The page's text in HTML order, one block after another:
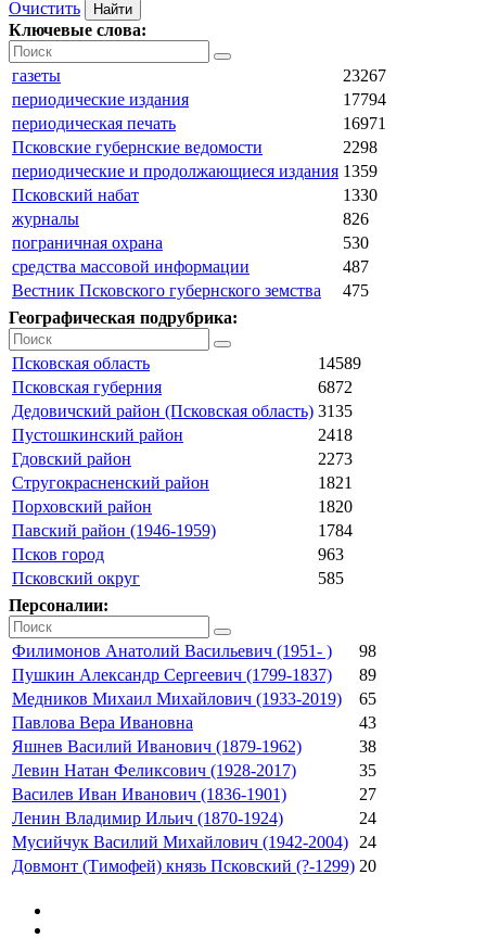
Очистить
Ключевые слова:
газеты
23267
периодические издания
17794
периодическая печать
16971
Псковские губернские ведомости
2298
периодические и продолжающиеся издания 1359
Псковский набат
1330
журналы
826
пограничная охрана
530
средства массовой информации
487
Вестник Псковского губернского земства
475
Географическая подрубрика:
Псковская область
14589
Псковская губерния
6872
Дедовичский район (Псковская область) 3135
Пустошкинский район
2418
Гдовский район
2273
Стругокрасненский район
1821
Порховский район
1820
Павский район (1946-1959)
1784
Псков город
963
Псковский округ
585
Персоналии:
Филимонов Анатолий Васильевич (1951- )
98
Пушкин Александр Сергеевич (1799-1837)
89
Медников Михаил Михайлович (1933-2019)
65
Павлова Вера Ивановна
43
Яшнев Василий Иванович (1879-1962)
38
Левин Натан Феликсович (1928-2017)
35
Василев Иван Иванович (1836-1901)
27
Ленин Владимир Ильич (1870-1924)
24
Мусийчук Василий Михайлович (1942-2004)
24
Довмонт (Тимофей) князь Псковский (?-1299) 20